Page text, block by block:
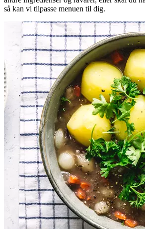
så kan vi tilpasse menuen til dig.